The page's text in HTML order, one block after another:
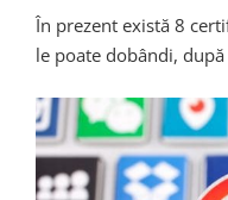
În prezent există 8
le poate dobândi,